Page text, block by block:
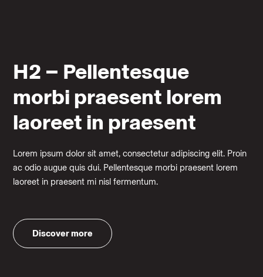
H2 – Pellentesque
morbi praesent lorem
laoreet in praesent
Lorem ipsum dolor sit amet, consectetur adipiscing elit. Proin
ac odio augue quis dui. Pellentesque morbi praesent lorem
laoreet in praesent mi nisl fermentum.
Discover more